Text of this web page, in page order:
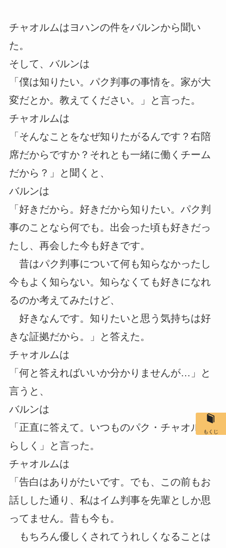
チャオルムはヨハンの件をバルンから聞い
た。
そして、バルンは
「僕は知りたい。パク判事の事情を。家が大
変だとか。教えてください。」と言った。
チャオルムは
「そんなことをなぜ知りたがるんです？右陪
席だからですか？それとも一緒に働くチーム
だから？」と聞くと、
バルンは
「好きだから。好きだから知りたい。パク判
事のことなら何でも。出会った頃も好きだっ
たし、再会した今も好きです。
昔はパク判事について何も知らなかったし
今もよく知らない。知らなくても好きになれ
るのか考えてみたけど、
好きなんです。知りたいと思う気持ちは好
きな証拠だから。」と答えた。
チャオルムは
「何と答えればいいか分かりませんが…」と
言うと、
バルンは
「正直に答えて。いつものパク・チャオルム
らしく」と言った。
チャオルムは
「告白はありがたいです。でも、この前もお
話しした通り、私はイム判事を先輩としか思
ってません。昔も今も。
もちろん優しくされてうれしくなることは
もくじ